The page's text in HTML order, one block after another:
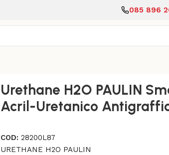
085 896
Urethane H2O PAULIN
Acril-Uretanico
COD:28200L87
URETHANE H2O PAULIN